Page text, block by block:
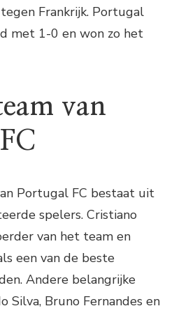
Frankrijk. Portugal
met 1-0 en won zo het
van
Portugal FC bestaat uit
spelers. Cristiano
van het team en
een van de beste
Andere belangrijke
Silva, Bruno Fernandes en